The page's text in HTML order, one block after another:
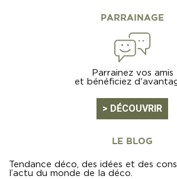
PARRAINAGE
Parrainez vos amis
et bénéficiez
> DÉCOUVRIR
LE BLOG
Tendance déco, des idées et des
l’actu du monde de la déco.